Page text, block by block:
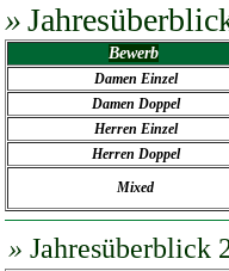
»
Bewerb
Damen Einzel
Damen Doppel
Herren Einzel
Herren Doppel
Mixed
» Jahresüberblick